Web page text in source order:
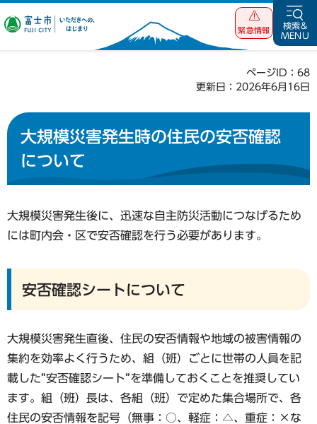
富士市 いただ
緊急情報
検索&
MENU
ページID：68
更新日：2026年6月16日
大規模災害発生時の住民の安否確認
について
大規模災害発生後に、迅速な自主防災活動につなげるため
には町内会・区で安否確認を行う必要があります。
安否確認シートについて
大規模災害発生直後、住民の安否情報や地域の被害情報の
集約を効率よく行うため、組（班）ごとに世帯の人員を記
載した”安否確認シート”を準備しておくことを推奨してい
ます。組（班）長は、各組（班）で定めた集合場所で、各
住民の安否情報を記号（無事：○、軽症：△、重症：×な